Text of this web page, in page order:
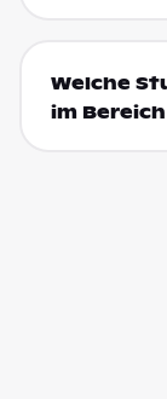
Welche
im